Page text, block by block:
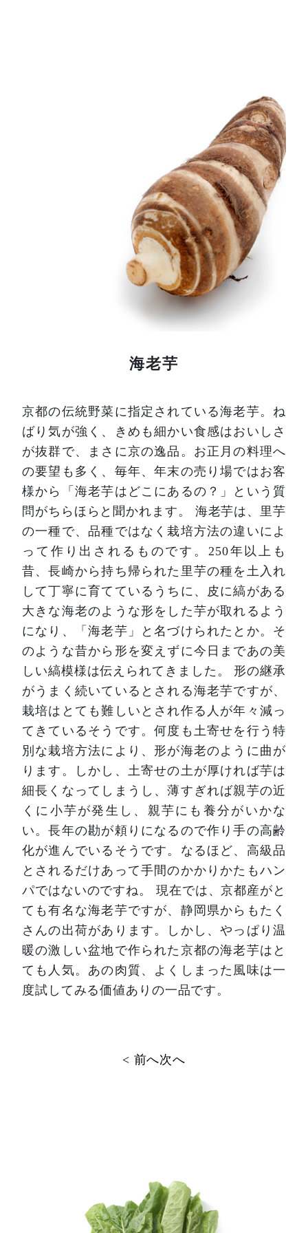
海老芋
京都の伝統野菜に指定されている海老芋。ね
ばり気が強く、きめも細かい食感はおいしさ
が抜群で、まさに京の逸品。お正月の料理へ
の要望も多く、毎年、年末の売り場ではお客
様から「海老芋はどこにあるの？」という質
問がちらほらと聞かれます。
海老芋は、里芋
の一種で、品種ではなく栽培方法の違いによ
って作り出されるものです。250年以上も
昔、長崎から持ち帰られた里芋の種を土入れ
して丁寧に育てているうちに、皮に縞がある
大きな海老のような形をした芋が取れるよう
になり、「海老芋」と名づけられたとか。そ
のような昔から形を変えずに今日まであの美
しい縞模様は伝えられてきました。
形の継承
がうまく続いているとされる海老芋ですが、
栽培はとても難しいとされ作る人が年々減っ
てきているそうです。何度も土寄せを行う特
別な栽培方法により、形が海老のように曲が
ります。しかし、土寄せの土が厚ければ芋は
細長くなってしまうし、薄すぎれば親芋の近
くに小芋が発生し、親芋にも養分がいかな
い。長年の勘が頼りになるので作り手の高齢
化が進んでいるそうです。なるほど、高級品
とされるだけあって手間のかかりかたもハン
パではないのですね。
現在では、京都産がと
ても有名な海老芋ですが、静岡県からもたく
さんの出荷があります。しかし、やっぱり温
暖の激しい盆地で作られた京都の海老芋はと
ても人気。あの肉質、よくしまった風味は一
度試してみる価値ありの一品です。
< 前へ次へ